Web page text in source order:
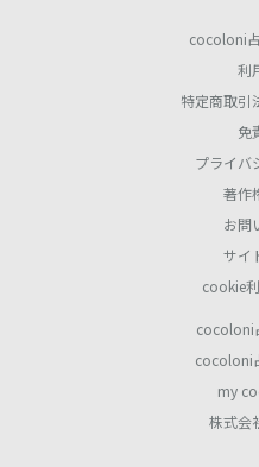
cocoloni
利
特定商取引
免
プライバ
著作
お問
サイ
cookie
cocoloni
cocoloni
my
株式会